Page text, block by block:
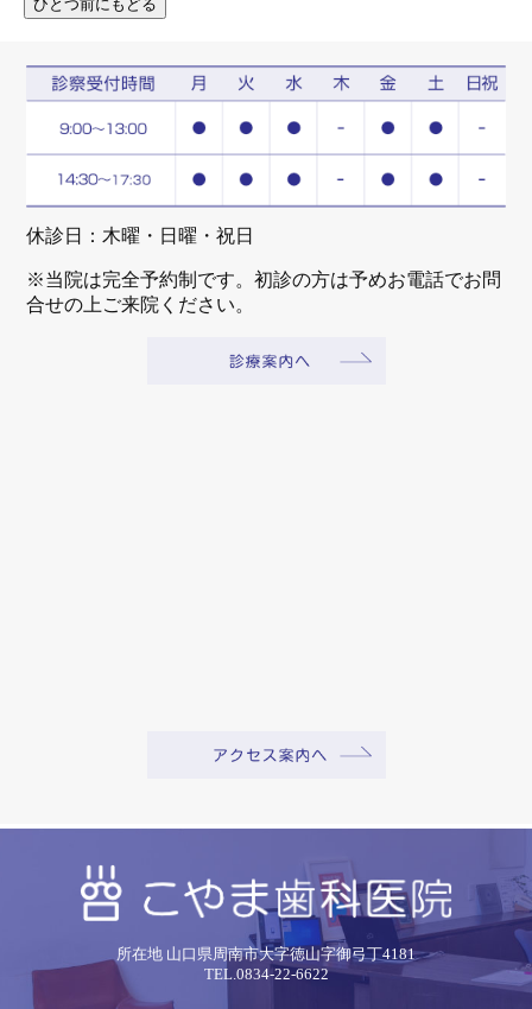
休診日：木曜・日曜・祝日
※当院は完全予約制です。初診の方は予めお電話でお問
合せの上ご来院ください。
所在地 山口県周南市大字徳山字御弓丁4181
TEL.0834-22-6622